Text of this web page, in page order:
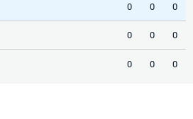
0 0 0
0 0 0
0 0 0